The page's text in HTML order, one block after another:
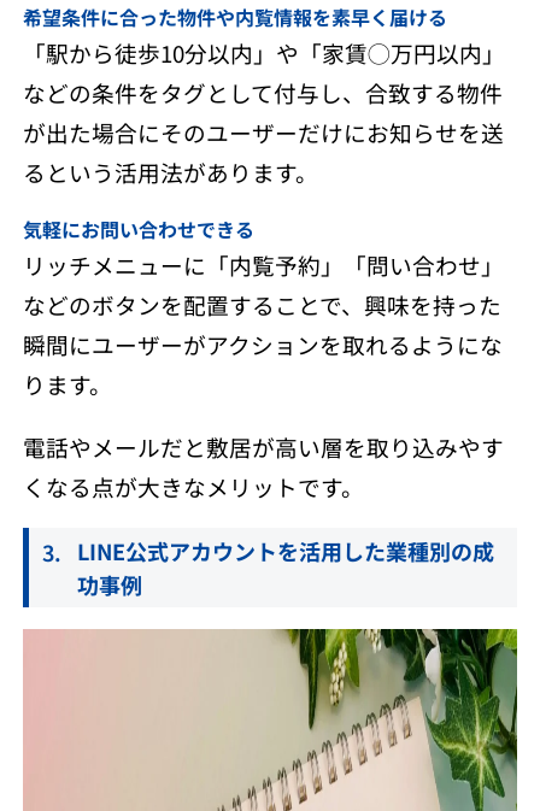
希望条件に合った物件や内覧情報を素早く届ける
「駅から徒歩10分以内」や「家賃◯万円以内」
などの条件をタグとして付与し、合致する物件
が出た場合にそのユーザーだけにお知らせを送
るという活用法があります。
気軽にお問い合わせできる
リッチメニューに「内覧予約」「問い合わせ」
などのボタンを配置することで、興味を持った
瞬間にユーザーがアクションを取れるようにな
ります。
電話やメールだと敷居が高い層を取り込みやす
くなる点が大きなメリットです。
LINE公式アカウントを活用した業種別の成
功事例